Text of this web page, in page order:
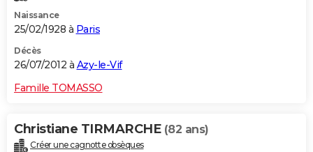
Naissance
25/02/1928 à Paris
Décès
26/07/2012 à Azy-le-Vif
Famille TOMASSO
Christiane TIRMARCHE (82 ans)
Créer une cagnotte obsèques